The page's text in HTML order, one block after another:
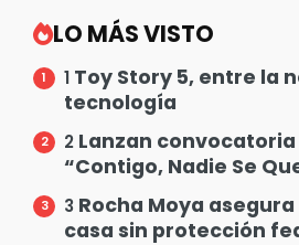
LO MÁS VISTO
1 Toy Story 5, entre la
tecnología
2 Lanzan
“Contigo, Nadie Se
3 Rocha Moya
casa sin protección